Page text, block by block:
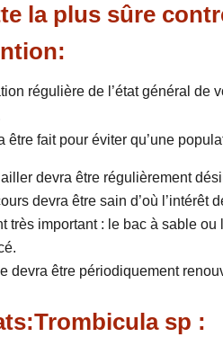
la plus sûre
régulière de l’état général de
être fait pour éviter qu’une
devra être régulièrement
devra être sain d’où
très important : le bac à sable
devra être périodiquement
sp :